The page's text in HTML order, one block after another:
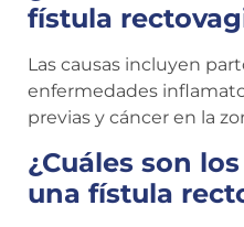
fístula
Las causas incluyen
enfermedades
previas y cáncer en la
¿Cuáles son
una fístula